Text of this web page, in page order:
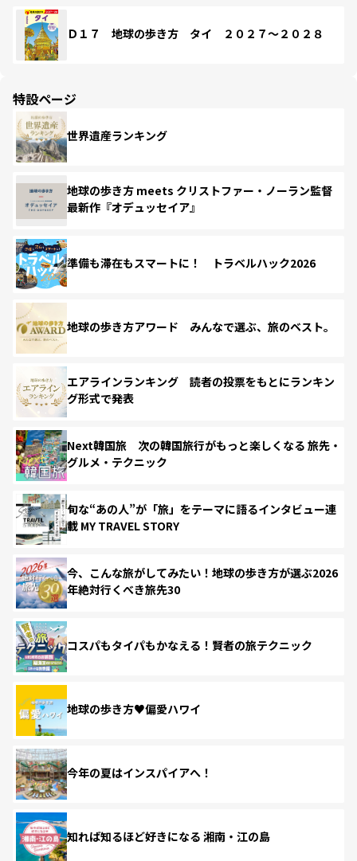
Ｄ１７ 地球の歩き方 タイ ２０２７～２０２８
特設ページ
世界遺産ランキング
地球の歩き方 meets クリストファー・ノーラン監督
最新作『オデュッセイア』
準備も滞在もスマートに！ トラベルハック2026
地球の歩き方アワード みんなで選ぶ、旅のベスト。
エアラインランキング 読者の投票をもとにランキン
グ形式で発表
Next韓国旅 次の韓国旅行がもっと楽しくなる 旅先・
グルメ・テクニック
旬な“あの人”が「旅」をテーマに語るインタビュー連
載 MY TRAVEL STORY
今、こんな旅がしてみたい！地球の歩き方が選ぶ2026
年絶対行くべき旅先30
コスパもタイパもかなえる！賢者の旅テクニック
地球の歩き方♥偏愛ハワイ
今年の夏はインスパイアへ！
知れば知るほど好きになる 湘南・江の島